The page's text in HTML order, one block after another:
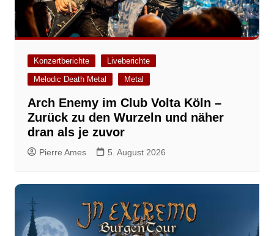
Konzertberichte
Liveberichte
Melodic Death Metal
Metal
Arch Enemy im Club Volta Köln –
Zurück zu den Wurzeln und näher
dran als je zuvor
Pierre Ames 5. August 2026